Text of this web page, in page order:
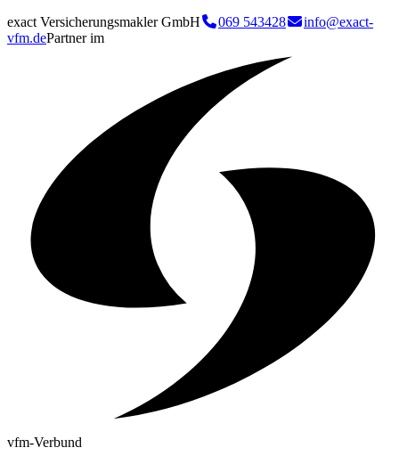
exact Versicherungsmakler GmbH 069 543428
info@exact-
vfm.dePartner im
vfm-Verbund